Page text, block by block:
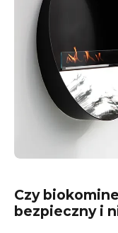
Czy
bezpieczny i